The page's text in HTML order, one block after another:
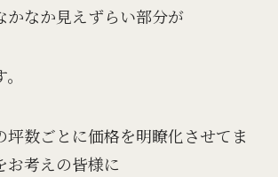
かなか見えずらい部分が
坪数ごとに価格を明瞭化させてま
お考えの皆様に